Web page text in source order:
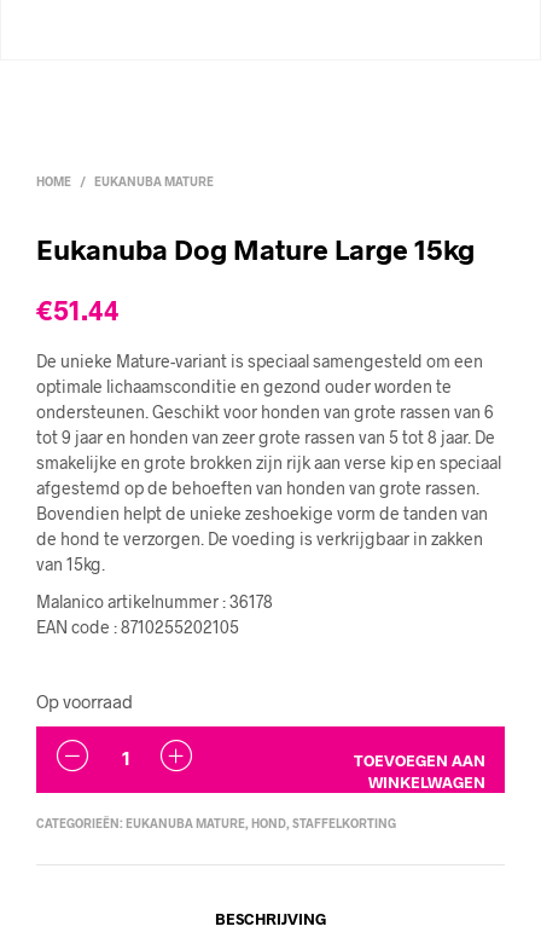
HOME / EUKANUBA MATURE
Eukanuba Dog Mature Large 15kg
€51.44
De unieke Mature-variant is speciaal samengesteld om een
optimale lichaamsconditie en gezond ouder worden te
ondersteunen. Geschikt voor honden van grote rassen van 6
tot 9 jaar en honden van zeer grote rassen van 5 tot 8 jaar. De
smakelijke en grote brokken zijn rijk aan verse kip en speciaal
afgestemd op de behoeften van honden van grote rassen.
Bovendien helpt de unieke zeshoekige vorm de tanden van
de hond te verzorgen. De voeding is verkrijgbaar in zakken
van 15kg.
Malanico artikelnummer : 36178
EAN code : 8710255202105
Op voorraad
AANTAL
TOEVOEGEN AAN
WINKELWAGEN
CATEGORIEËN:EUKANUBA MATURE, HOND, STAFFELKORTING
BESCHRIJVING